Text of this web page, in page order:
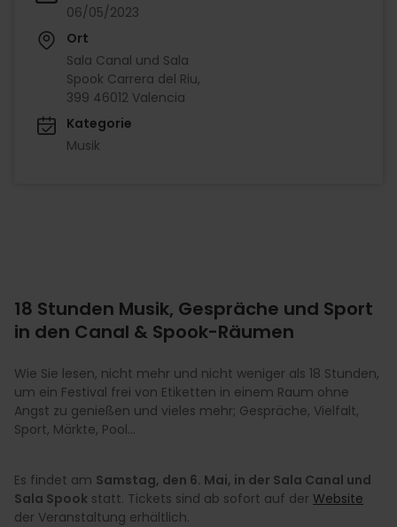
06/05/2023
Ort
Sala Canal und Sala
Spook Carrera del Riu,
399 46012 Valencia
Kategorie
Musik
18 Stunden Musik, Gespräche und Sport
in den Canal & Spook-Räumen
Wie Sie lesen, nicht mehr und nicht weniger als 18 Stunden,
um ein Festival frei von Etiketten in einem Raum ohne
Angst zu genießen und vieles mehr; Gespräche, Vielfalt,
Sport, Märkte, Pool...
Es findet am Samstag, den 6. Mai, in der Sala Canal und
Sala Spook statt. Tickets sind ab sofort auf der Website
der Veranstaltung erhältlich.